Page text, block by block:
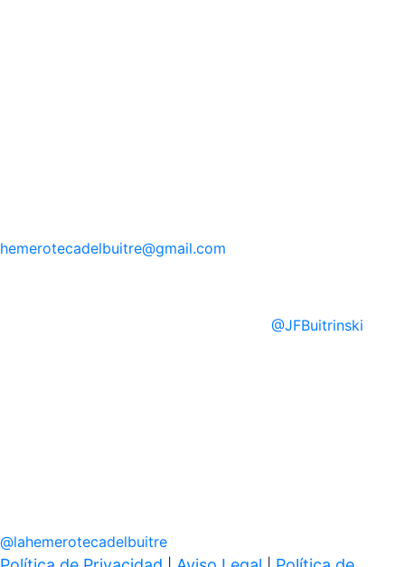
hemerotecadelbuitre@gmail.com
@JFBuitrinski
@lahemerotecadelbuitre